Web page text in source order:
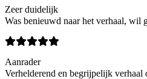
Zeer duidelijk
Was benieuwd naar het verhaal, wil
Aanrader
Verhelderend en begrijpelijk verhaal